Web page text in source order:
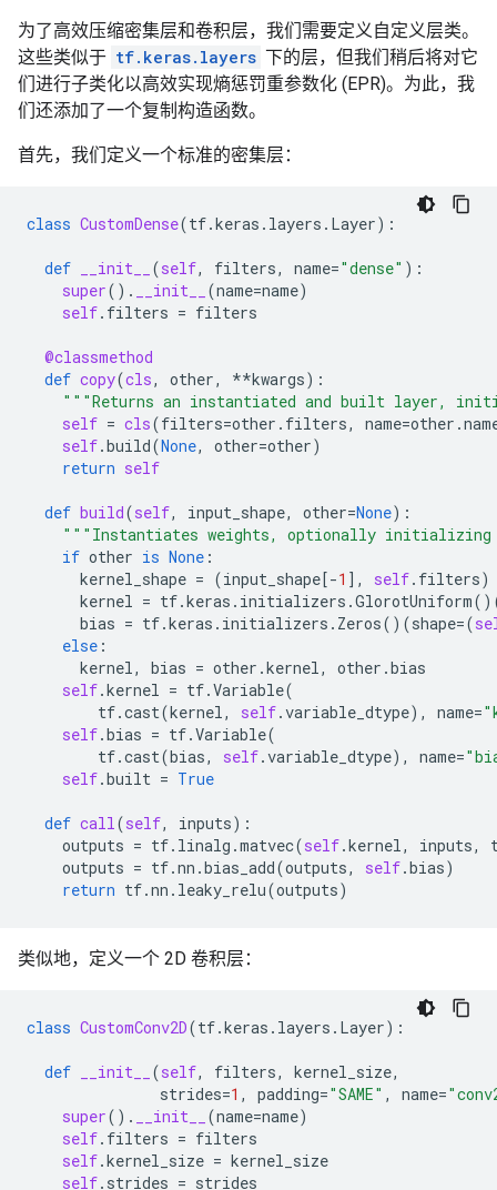
为了高效压缩密集层和卷积层，我们需要定义自定义层类。
这些类似于 tf.keras.layers 下的层，但我们稍后将对它
们进行子类化以高效实现熵惩罚重参数化 (EPR)。为此，我
们还添加了一个复制构造函数。
首先，我们定义一个标准的密集层：
class CustomDense(tf.keras . layers . Layer):
def __init__ (self, filters, name="dense" ):
super() . __init__ (name=name)
self. filters = filters
@classmethod
def copy(cls, other, **kwargs):
"""Returns an instantiated and built layer,
self = cls(filters=other . filters, name=other .
self.build(None, other=other)
return self
def build(self, input_shape, other=None):
"""Instantiates weights, optionally initializing
if other is None :
kernel_shape = (input_shape[-1 ], self. filters)
kernel = tf.keras . initializers .GlorotUniform
bias = tf.keras . initializers . Zeros()(shape=(
else :
kernel, bias = other .kernel, other .bias
self.kernel = tf.Variable(
tf.cast(kernel, self.variable_dtype), name=
self.bias = tf.Variable(
tf.cast(bias, self.variable_dtype), name=
self.built = True
def call(self, inputs):
outputs = tf. linalg .matvec(self.kernel, inputs,
outputs = tf.nn .bias_add(outputs, self.bias)
return tf.nn . leaky_relu(outputs)
类似地，定义一个 2D 卷积层：
class CustomConv2D(tf.keras . layers . Layer):
def __init__ (self, filters, kernel_size,
strides=1 , padding="SAME" , name=
super() . __init__ (name=name)
self. filters = filters
self.kernel_size = kernel_size
self. strides = strides